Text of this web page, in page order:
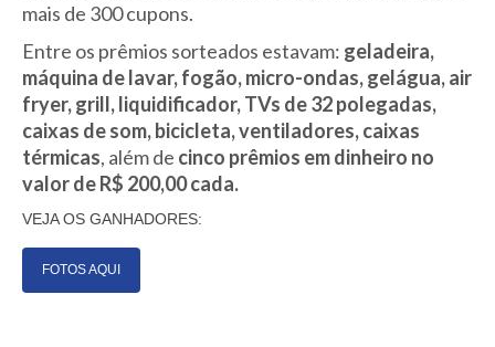
mais de 300 cupons.
Entre os prêmios sorteados estavam: geladeira,
máquina de lavar, fogão, micro-ondas, gelágua, air
fryer, grill, liquidificador, TVs de 32 polegadas,
caixas de som, bicicleta, ventiladores, caixas
térmicas, além de cinco prêmios em dinheiro no
valor de R$ 200,00 cada.
VEJA OS GANHADORES:
FOTOS AQUI